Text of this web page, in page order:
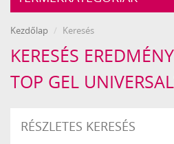
Kezdőlap Keresés
KERESÉS
TOP GEL
RÉSZLETES KERESÉS